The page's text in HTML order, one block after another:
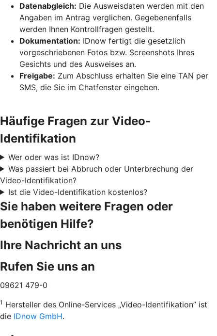
Datenabgleich: Die Ausweisdaten werden mit den
Angaben im Antrag verglichen. Gegebenenfalls
werden Ihnen Kontrollfragen gestellt.
Dokumentation: IDnow fertigt die gesetzlich
vorgeschriebenen Fotos bzw. Screenshots Ihres
Gesichts und des Ausweises an.
Freigabe: Zum Abschluss erhalten Sie eine TAN per
SMS, die Sie im Chatfenster eingeben.
Häufige Fragen zur Video-
Identifikation
Wer oder was ist IDnow?
Was passiert bei Abbruch oder Unterbrechung der
Video-Identifikation?
Ist die Video-Identifikation kostenlos?
Sie haben weitere Fragen oder
benötigen Hilfe?
Ihre Nachricht an uns
Rufen Sie uns an
09621 479-0
1 Hersteller des Online-Services „Video-Identifikation” ist
die IDnow GmbH.